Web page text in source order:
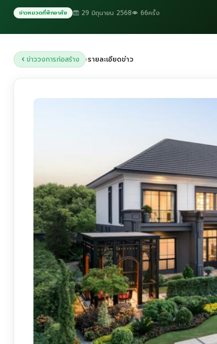
ข่าวหมวดที่พักอาศัย 29 มิถุนายน 2568 66ครั้ง
ข่าววงการก่อสร้าง ›รายละเอียดข่าว